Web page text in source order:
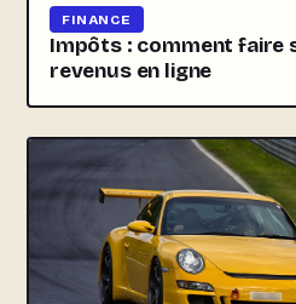
FINANCE
Impôts : comment faire
revenus en ligne